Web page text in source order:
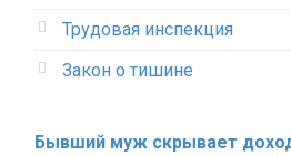
Трудовая инспекция
Закон о тишине
Бывший муж скрывает